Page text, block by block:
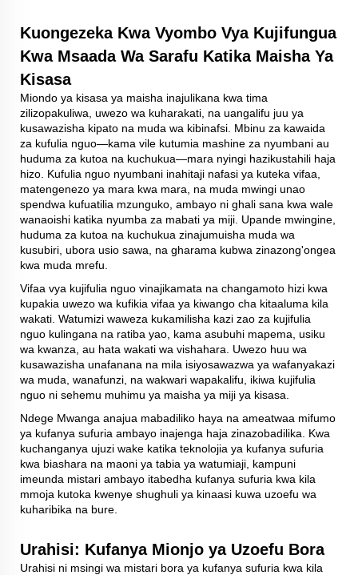
Kuongezeka Kwa Vyombo Vya Kujifungua
Kwa Msaada Wa Sarafu Katika Maisha Ya
Kisasa
Miondo ya kisasa ya maisha inajulikana kwa tima
zilizopakuliwa, uwezo wa kuharakati, na uangalifu juu ya
kusawazisha kipato na muda wa kibinafsi. Mbinu za kawaida
za kufulia nguo—kama vile kutumia mashine za nyumbani au
huduma za kutoa na kuchukua—mara nyingi hazikustahili haja
hizo. Kufulia nguo nyumbani inahitaji nafasi ya kuteka vifaa,
matengenezo ya mara kwa mara, na muda mwingi unao
spendwa kufuatilia mzunguko, ambayo ni ghali sana kwa wale
wanaoishi katika nyumba za mabati ya miji. Upande mwingine,
huduma za kutoa na kuchukua zinajumuisha muda wa
kusubiri, ubora usio sawa, na gharama kubwa zinazong'ongea
kwa muda mrefu.
Vifaa vya kujifulia nguo vinajikamata na changamoto hizi kwa
kupakia uwezo wa kufikia vifaa ya kiwango cha kitaaluma kila
wakati. Watumizi waweza kukamilisha kazi zao za kujifulia
nguo kulingana na ratiba yao, kama asubuhi mapema, usiku
wa kwanza, au hata wakati wa vishahara. Uwezo huu wa
kusawazisha unafanana na mila isiyosawazwa ya wafanyakazi
wa muda, wanafunzi, na wakwari wapakalifu, ikiwa kujifulia
nguo ni sehemu muhimu ya maisha ya miji ya kisasa.
Ndege Mwanga anajua mabadiliko haya na ameatwaa mifumo
ya kufanya sufuria ambayo inajenga haja zinazobadilika. Kwa
kuchanganya ujuzi wake katika teknolojia ya kufanya sufuria
kwa biashara na maoni ya tabia ya watumiaji, kampuni
imeunda mistari ambayo itabedha kufanya sufuria kwa kila
mmoja kutoka kwenye shughuli ya kinaasi kuwa uzoefu wa
kuharibika na bure.
Urahisi: Kufanya Mionjo ya Uzoefu Bora
Urahisi ni msingi wa mistari bora ya kufanya sufuria kwa kila